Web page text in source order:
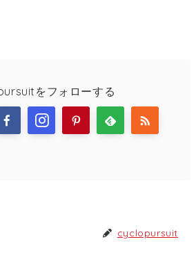
をフォローする
cyclopursuit